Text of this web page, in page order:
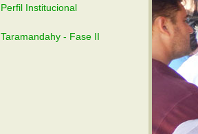
Perfil Institucional
Taramandahy - Fase II